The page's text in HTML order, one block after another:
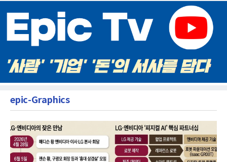
epic-Graphics